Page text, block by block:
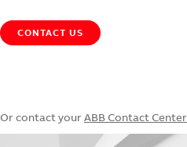
CONTACT US
Or contact your ABB Contact Center